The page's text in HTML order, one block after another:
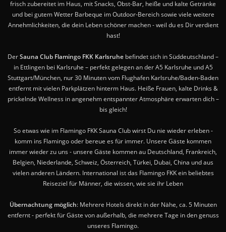
frisch zubereitet im Haus, mit Snacks, Obst-Bar, heiße und kalte Getränke
und bei gutem Wetter Barbeque im Outdoor-Bereich sowie viele weitere
Annehmlichkeiten, die dein Leben schöner machen - weil du es Dir verdient
hast!
DerSauna Club Flamingo FKK Karlsruhe befindet sich in Süddeutschland –
in Ettlingen bei Karlsruhe – perfekt gelegen an der A5 Karlsruhe und A5
Stuttgart/München, nur 30 Minuten vom Flughafen Karlsruhe/Baden-Baden
entfernt mit vielen Parkplätzen hinterm Haus. Heiße Frauen, kalte Drinks &
prickelnde Wellness in angenehm entspannter Atmosphäre erwarten dich –
bis gleich!
So etwas wie im Flamingo FKK Sauna Club wirst Du nie wieder erleben -
komm ins Flamingo oder bereue es für immer. Unsere Gäste kommen
immer wieder zu uns - unsere Gäste kommen au Deutschland, Frankreich,
Belgien, Niederlande, Schweiz, Österreich, Türkei, Dubai, China und aus
vielen anderen Ländern. International ist das Flamingo FKK ein beliebtes
Reiseziel für Männer, die wissen, wie sie ihr Leben
Übernachtung möglich: Mehrere Hotels direkt in der Nähe, ca. 5 Minuten
entfernt - perfekt für Gäste von außerhalb, die mehrere Tage in den genuss
unseres Flamingo.